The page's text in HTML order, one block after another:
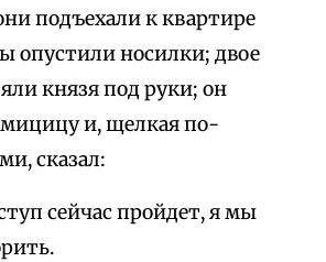
подъехали к квартире
опустили носилки; двое
князя под руки; он
и, щелкая по-
сказал:
сейчас пройдет, я мы